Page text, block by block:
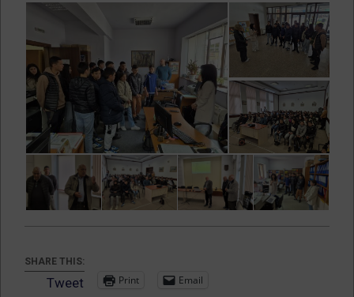
SHARE THIS:
Tweet Print Email